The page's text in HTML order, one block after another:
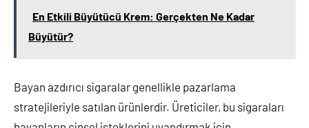
En Etkili Büyütücü Krem: Gerçekten Ne Kadar
Büyütür?
Bayan azdırıcı sigaralar genellikle pazarlama
stratejileriyle satılan ürünlerdir. Üreticiler, bu sigaraları